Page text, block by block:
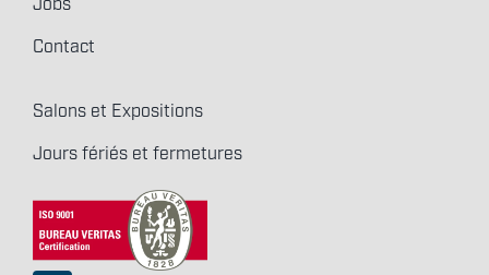
Jobs
Contact
Salons et Expositions
Jours fériés et fermetures